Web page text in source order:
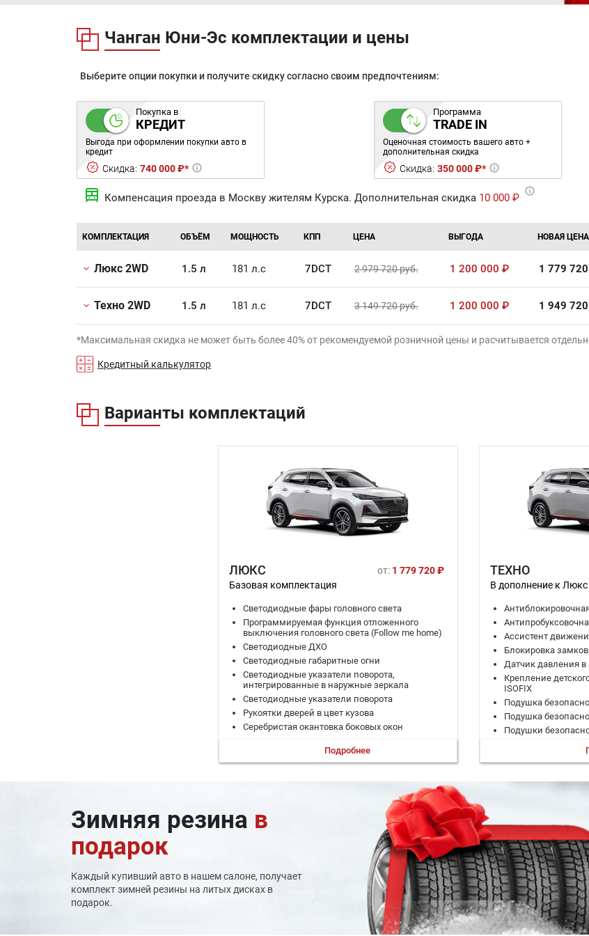
Чанган Юни-Эс комплектации и цены
Выберите опции покупки и получите скидку согласно своим предпочтениям:
Покупка в
КРЕДИТ
Выгода при оформлении покупки авто в
кредит
Скидка: 740 000 ₽*
Программа
TRADE IN
Оценочная стоимость вашего авто +
дополнительная скидка
Скидка: 350 000 ₽*
Компенсация проезда в Москву жителям Курска. Дополнительная скидка 10 000 ₽
КОМПЛЕКТАЦИЯ ОБЪЁМ МОЩНОСТЬ КПП ЦЕНА ВЫГОДА НОВАЯ ЦЕНА
Люкс 2WD 1.5 л 181 л.с 7DCT 2 979 720руб. 1 200 000 ₽ 1 779 720
Техно 2WD 1.5 л 181 л.с 7DCT 3 149 720руб. 1 200 000 ₽ 1 949 720
*Максимальная скидка не может быть более 40% от рекомендуемой розничной цены и расчитывается
Кредитный калькулятор
Варианты комплектаций
ЛЮКС от: 1 779 720 ₽
Базовая комплектация
Светодиодные фары головного света
Программируемая функция отложенного
выключения головного света (Follow me home)
Светодиодные ДХО
Светодиодные габаритные огни
Светодиодные указатели поворота,
интегрированные в наружные зеркала
Светодиодные указатели поворота
Рукоятки дверей в цвет кузова
Серебристая окантовка боковых окон
Антенна "акулий плавник"
Задние светодиодные фонари
Дополнительный светодиодный стоп-сигнал в
Задний светодиодный противотуманный
фонарь
Светодиодная подсветка заднего номерного
Бортовой компьютер с 10" цветным дисплеем
Подсветка индивидуальных зеркал в
солнцезащитных козырьках
Интегрированный видеорегистратор (720p)
Подробнее
ТЕХНО
В дополнение к Люкс
Ассистент
Блокировка
Датчик давления
Крепление
ISOFIX
Подушка
Подушка
Подушки
Подушки
Система помощи
Система
Система
Система
(VSM)
Система удержания
ЭРА-ГЛОНАСС
Адаптивный круиз-
Активный
Зимняя резина в
подарок
Каждый купивший авто в нашем салоне, получает
комплект зимней резины на литых дисках в
подарок.